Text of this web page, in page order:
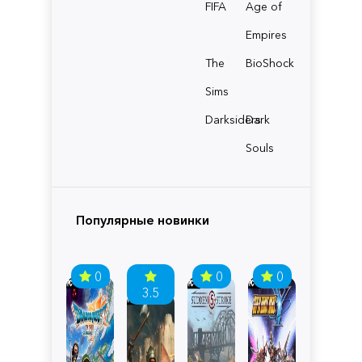
FIFA
Age of
Empires
The
Sims
BioShock
Darksiders
Dark
Souls
Популярные новинки
0
3.5
0 0